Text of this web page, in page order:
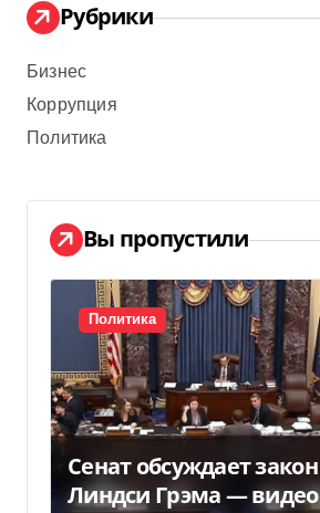
Рубрики
Бизнес
Коррупция
Политика
Вы пропустили
Политика
Сенат обсуждает закон
Линдси Грэма — видео